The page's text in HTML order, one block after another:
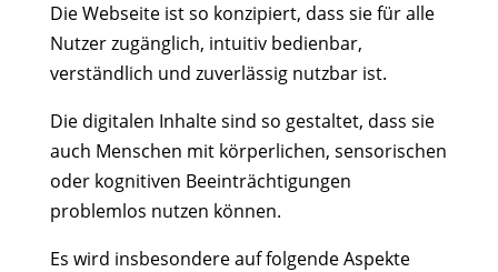
Die Webseite ist so konzipiert, dass sie für alle
Nutzer zugänglich, intuitiv bedienbar,
verständlich und zuverlässig nutzbar ist.
Die digitalen Inhalte sind so gestaltet, dass sie
auch Menschen mit körperlichen, sensorischen
oder kognitiven Beeinträchtigungen
problemlos nutzen können.
Es wird insbesondere auf folgende Aspekte